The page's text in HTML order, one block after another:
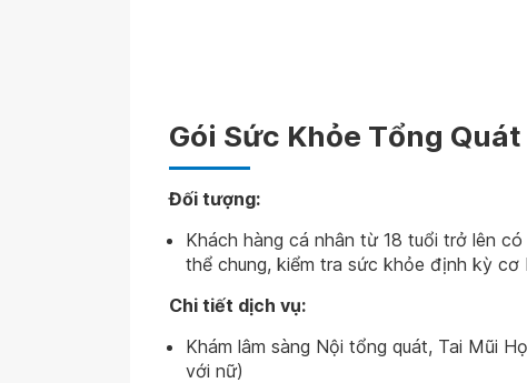
Gói Sức Khỏe Tổng Quát
Đối tượng:
Khách hàng cá nhân từ 18 tuổi trở lên
thể chung, kiểm tra sức khỏe định kỳ cơ
Chi tiết dịch vụ:
Khám lâm sàng Nội tổng quát, Tai Mũi
với nữ)